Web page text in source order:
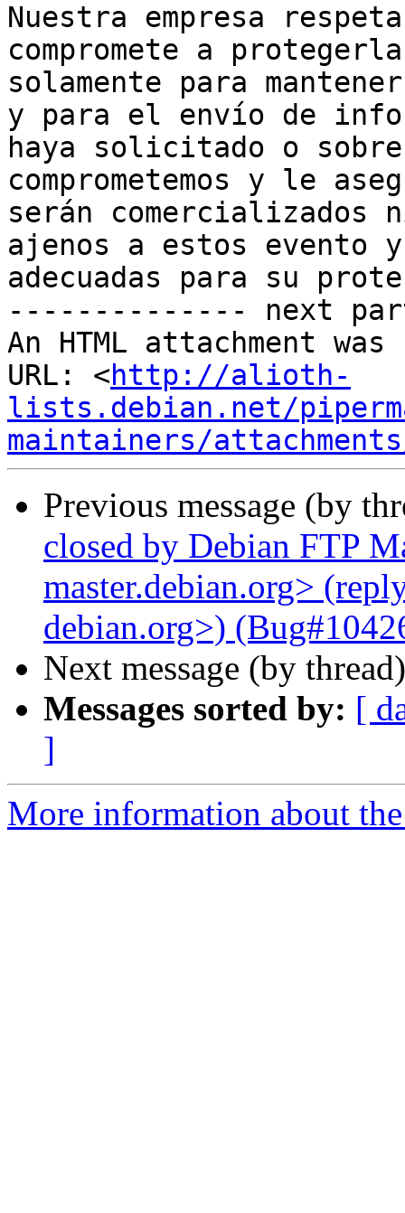
Nuestra empresa
compromete a
solamente para
y para el envío de
haya solicitado o
comprometemos y le
serán comercializados
ajenos a estos evento
adecuadas para su
-------------- next
An HTML attachment
URL: <http://alioth-
lists.debian.net/
maintainers/
Previous message (by
closed by Debian FTP
master.debian.org>
debian.org>)
Next message (by
Messages sorted by: [
]
More information about